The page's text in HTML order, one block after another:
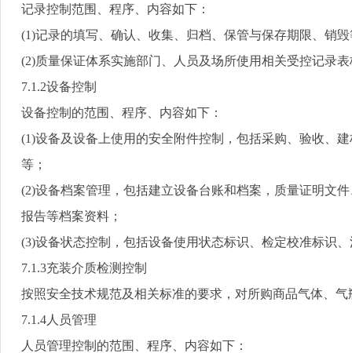
记录控制范围、程序、内容如下：
(1)记录的填写、确认、收集、归档、保管与保存期限、销
(2)质量保证体系实施部门、人员及场所使用相关受控记录
7.1.2设备控制
设备控制的范围、程序、内容如下：
(1)设备及设备上使用的安全附件控制，包括采购、验收、
等；
(2)设备档案管理，包括建立设备台账和档案，质量证明文
报告等档案资料；
(3)设备状态控制，包括设备使用状态标识、检定校准标识
7.1.3充装介质检测控制
按照安全技术规范及相关标准的要求，对所购商品气体、
7.1.4 人员管理
人员管理控制的范围、程序、内容如下：